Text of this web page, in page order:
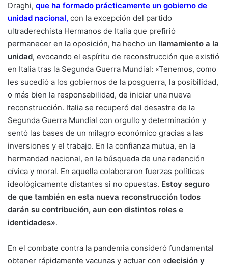
Draghi, que ha formado prácticamente un gobierno de
unidad nacional, con la excepción del partido
ultraderechista Hermanos de Italia que prefirió
permanecer en la oposición, ha hecho un llamamiento a la
unidad, evocando el espíritu de reconstrucción que existió
en Italia tras la Segunda Guerra Mundial: «Tenemos, como
les sucedió a los gobiernos de la posguerra, la posibilidad,
o más bien la responsabilidad, de iniciar una nueva
reconstrucción. Italia se recuperó del desastre de la
Segunda Guerra Mundial con orgullo y determinación y
sentó las bases de un milagro económico gracias a las
inversiones y el trabajo. En la confianza mutua, en la
hermandad nacional, en la búsqueda de una redención
cívica y moral. En aquella colaboraron fuerzas políticas
ideológicamente distantes si no opuestas. Estoy seguro
de que también en esta nueva reconstrucción todos
darán su contribución, aun con distintos roles e
identidades».
En el combate contra la pandemia consideró fundamental
obtener rápidamente vacunas y actuar con «decisión y